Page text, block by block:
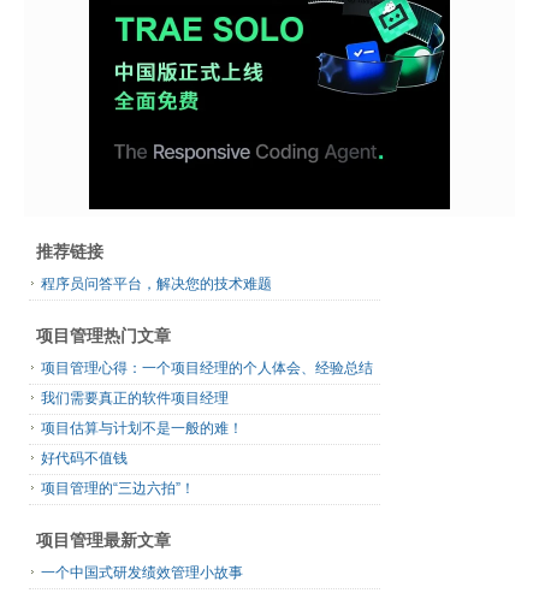
推荐链接
程序员问答平台，解决您的技术难题
项目管理热门文章
项目管理心得：一个项目经理的个人体会、经验总结
我们需要真正的软件项目经理
项目估算与计划不是一般的难！
好代码不值钱
项目管理的“三边六拍”！
项目管理最新文章
一个中国式研发绩效管理小故事